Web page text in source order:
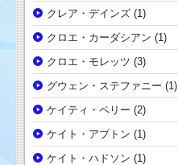
クレア・デインズ (1)
クロエ・カーダシアン (1)
クロエ・モレッツ (3)
グウェン・ステファニー (1)
ケイティ・ペリー (2)
ケイト・アプトン (1)
ケイト・ハドソン (1)